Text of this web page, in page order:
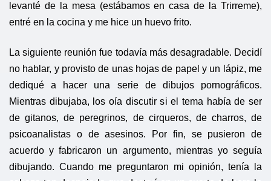
levanté de la mesa (estábamos en casa de la Trirreme),
entré en la cocina y me hice un huevo frito.
La siguiente reunión fue todavía más desagradable. Decidí
no hablar, y provisto de unas hojas de papel y un lápiz, me
dediqué a hacer una serie de dibujos pornográficos.
Mientras dibujaba, los oía discutir si el tema había de ser
de gitanos, de peregrinos, de cirqueros, de charros, de
psicoanalistas o de asesinos. Por fin, se pusieron de
acuerdo y fabricaron un argumento, mientras yo seguía
dibujando. Cuando me preguntaron mi opinión, tenía la